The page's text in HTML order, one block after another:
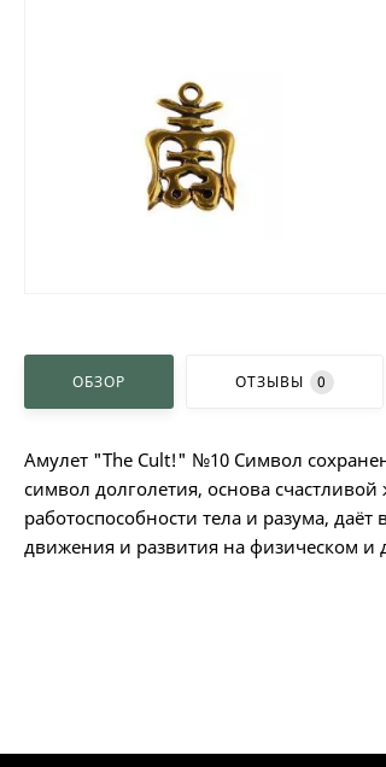
ОБЗОР ОТЗЫВЫ 0
Амулет "The Cult!" №10 Символ
символ долголетия, основа
работоспособности тела и разума,
движения и развития на физическом и